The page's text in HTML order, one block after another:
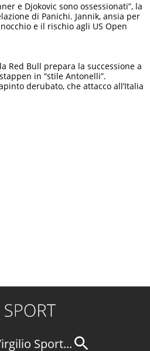
e Djokovic sono ossessionati”, la
di Panichi. Jannik, ansia per
e il rischio agli US Open
Red Bull prepara la successione a
in “stile Antonelli”.
derubato, che attacco all’Italia
Sport...